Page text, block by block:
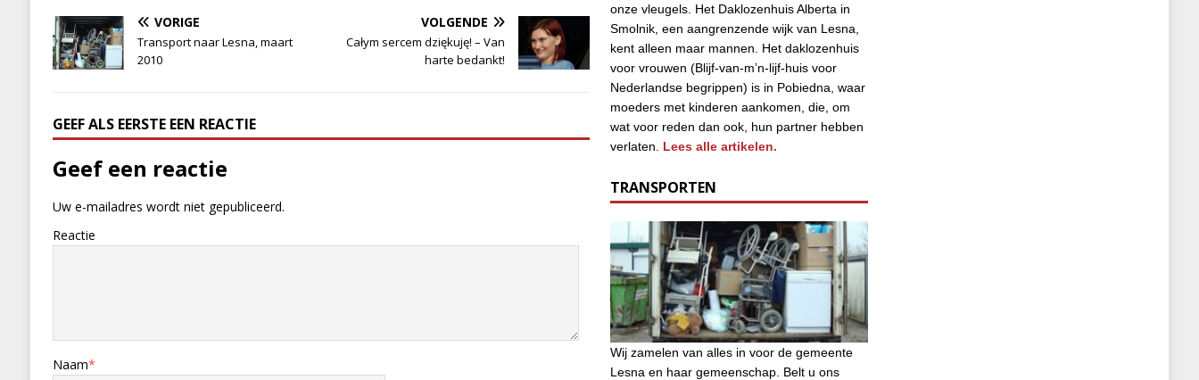
VORIGE
Transport naar Lesna, maart
2010
VOLGENDE
Całym sercem dziękuję! – Van
harte bedankt!
GEEF ALS EERSTE EEN REACTIE
Geef een reactie
Uw e-mailadres wordt niet gepubliceerd.
Reactie
Naam*
onze vleugels. Het Daklozenhuis Alberta in
Smolnik, een aangrenzende wijk van Lesna,
kent alleen maar mannen. Het daklozenhuis
voor vrouwen (Blijf-van-m’n-lijf-huis voor
Nederlandse begrippen) is in Pobiedna, waar
moeders met kinderen aankomen, die, om
wat voor reden dan ook, hun partner hebben
verlaten. Lees alle artikelen.
TRANSPORTEN
Wij zamelen van alles in voor de gemeente
Lesna en haar gemeenschap. Belt u ons